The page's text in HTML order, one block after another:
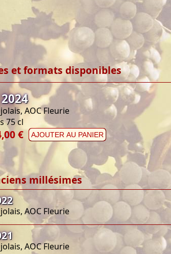
et formats disponibles
AOC Fleurie
75 cl
€ AJOUTER AU PANIER
millésimes
AOC Fleurie
AOC Fleurie